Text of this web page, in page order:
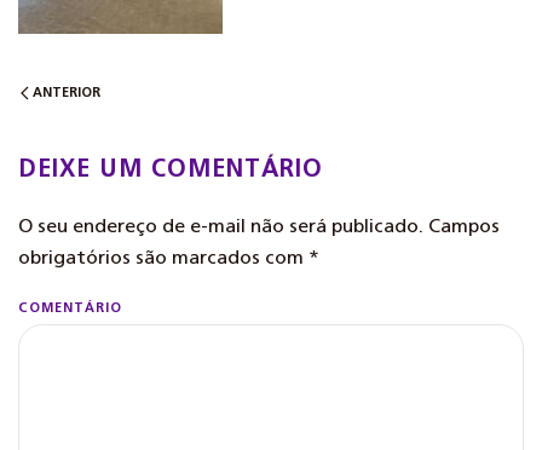
ANTERIOR
DEIXE UM COMENTÁRIO
O seu endereço de e-mail não será publicado. Campos
obrigatórios são marcados com *
COMENTÁRIO